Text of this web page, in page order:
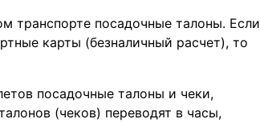
транспорте посадочные талоны. Если
карты (безналичный расчет), то
посадочные талоны и чеки,
(чеков) переводят в часы,